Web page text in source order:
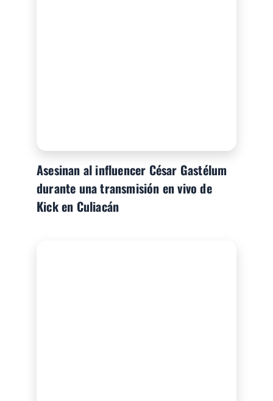
Asesinan al influencer César Gastélum
durante una transmisión en vivo de
Kick en Culiacán